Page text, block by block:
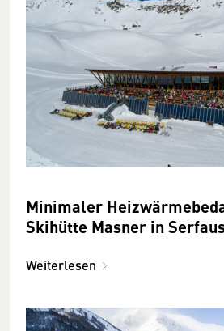
Minimaler
Skihütte Masner in
Weiterlesen